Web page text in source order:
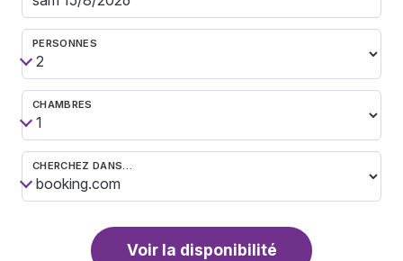
PERSONNES
CHAMBRES
CHERCHEZ DANS…
Voir la disponibilité